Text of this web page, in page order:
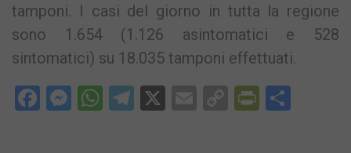
tamponi. I casi del giorno in tutta la regione
sono 1.654 (1.126 asintomatici e 528
sintomatici) su 18.035 tamponi effettuati.
Facebook
Messenger
WhatsApp
Telegram
X EmailCopy